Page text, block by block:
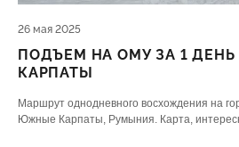
26 мая 2025
ПОДЪЕМ НА ОМУ ЗА 1
КАРПАТЫ
Маршрут однодневного восхождения на
Южные Карпаты, Румыния. Карта,